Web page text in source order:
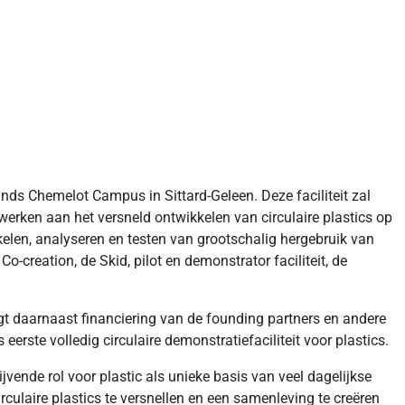
Chemelot Campus in Sittard-Geleen. Deze faciliteit zal
aan het versneld ontwikkelen van circulaire plastics op
analyseren en testen van grootschalig hergebruik van
creation, de Skid, pilot en demonstrator faciliteit, de
daarnaast financiering van de founding partners en andere
eerste volledig circulaire demonstratiefaciliteit voor plastics.
rol voor plastic als unieke basis van veel dagelijkse
plastics te versnellen en een samenleving te creëren